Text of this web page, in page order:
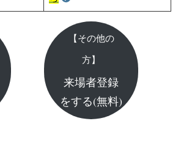
【その他の
方】
来場者登録
をする(無料)